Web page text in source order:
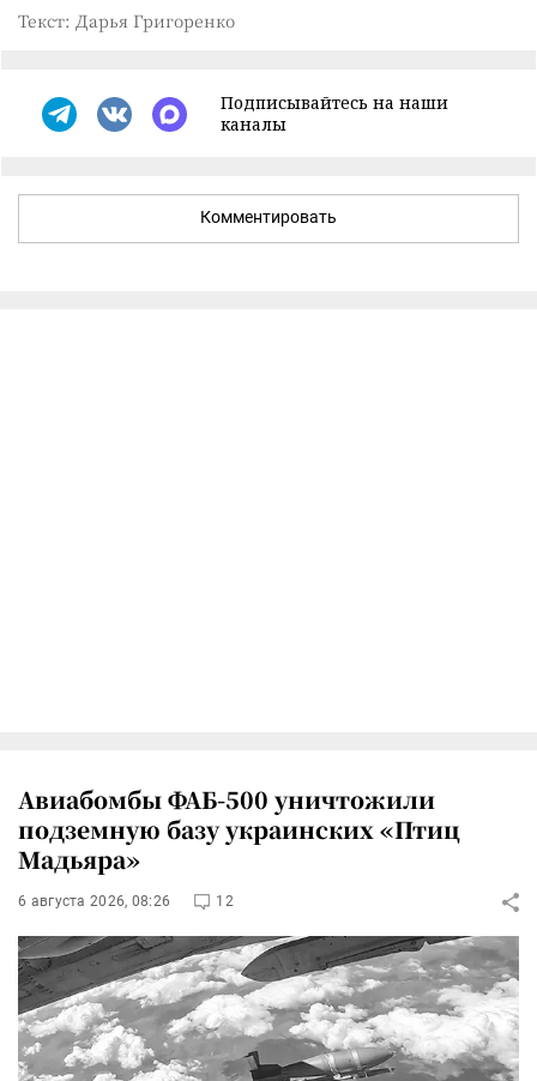
Текст: Дарья Григоренко
Подписывайтесь на наши
каналы
Комментировать
Авиабомбы ФАБ-500 уничтожили
подземную базу украинских «Птиц
Мадьяра»
6 августа 2026, 08:26 12